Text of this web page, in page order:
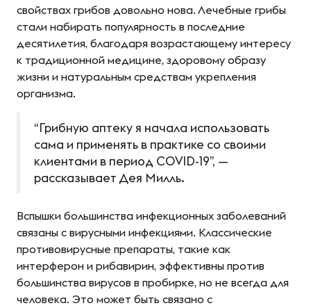
свойствах грибов довольно нова. Лечебные грибы
стали набирать популярность в последние
десятилетия, благодаря возрастающему интересу
к традиционной медицине, здоровому образу
жизни и натуральным средствам укрепления
организма.
“Грибную аптеку я начала использовать
сама и применять в практике со своими
клиентами в период COVID-19”, —
рассказывает Дея Милль.
Вспышки большинства инфекционных заболеваний
связаны с вирусными инфекциями. Классические
противовирусные препараты, такие как
интерферон и рибавирин, эффективны против
большинства вирусов в пробирке, но не всегда для
человека. Это может быть связано с